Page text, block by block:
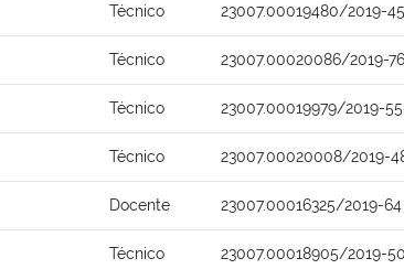
Técnico 23007.00019480/2019-45
Técnico 23007.00020086/2019-76
Técnico 23007.00019979/2019-55
Técnico 23007.00020008/2019-
Docente 23007.00016325/2019-64
Técnico 23007.00018905/2019-50